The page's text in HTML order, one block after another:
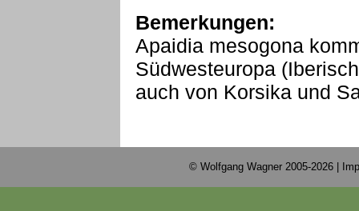
Bemerkungen:
Apaidia mesogona
Südwesteuropa
auch von Korsika und
© Wolfgang Wagner 2005-2026 |